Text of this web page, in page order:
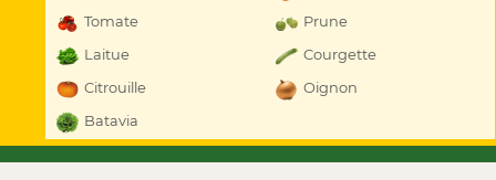
Tomate
Prune
Laitue
Courgette
Citrouille
Oignon
Batavia